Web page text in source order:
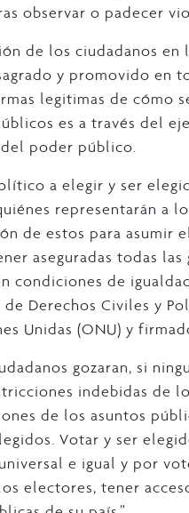
observar o padecer
de los ciudadanos
y promovido en
legitimas de cómo
es a través del
poder público.
a elegir y ser
representarán a
de estos para asumir
aseguradas todas
condiciones de
Derechos Civiles y
Unidas (ONU) y
gozaran, si
indebidas de
de los asuntos
Votar y ser
e igual y por
electores, tener